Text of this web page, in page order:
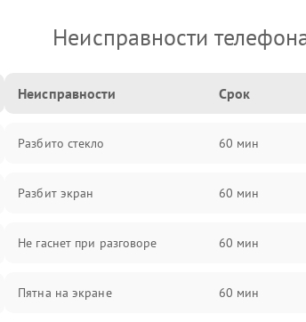
Неисправности
Неисправности Срок
Разбито стекло 60 мин
Разбит экран 60 мин
Не гаснет при разговоре 60 мин
Пятна на экране 60 мин